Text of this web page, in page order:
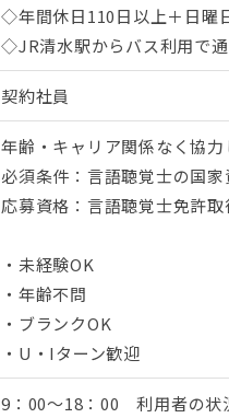
◇年間休日110日以上＋日曜
◇JR清水駅からバス利用で
契約社員
年齢・キャリア関係なく協
必須条件：言語聴覚士の国
応募資格：言語聴覚士免許取
・未経験OK
・年齢不問
・ブランクOK
・U・Iターン歓迎
9：00～18：00 利用者の状